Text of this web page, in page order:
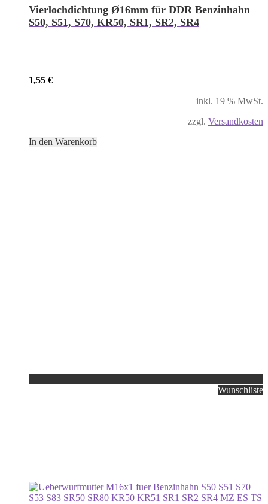
Vierlochdichtung Ø16mm für DDR Benzinhahn
S50, S51, S70, KR50, SR1, SR2, SR4
1,55 €
inkl. 19 % MwSt.
zzgl. Versandkosten
In den Warenkorb
Wunschliste